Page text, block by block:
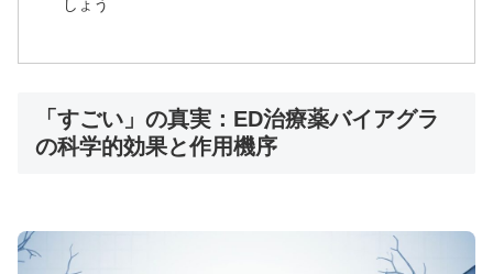
しょう
「すごい」の真実：ED治療薬バイアグラ
の科学的効果と作用機序